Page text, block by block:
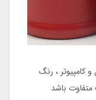
کامپیوتر ، رنگ